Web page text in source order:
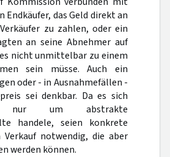
Endkäufer, das Geld direkt an
zu zahlen, oder ein
an seine Abnehmer auf
nicht unmittelbar zu einem
sein müsse. Auch ein
oder - in Ausnahmefällen -
sei denkbar. Da es sich
nur um abstrakte
handele, seien konkrete
notwendig, die aber
werden können.